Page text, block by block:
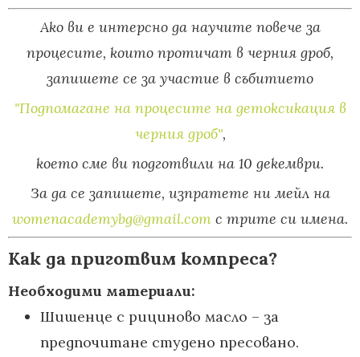
Ако ви е интерсно да научите повече за
процесите, които протичат в черния дроб,
запишете се за участие в събитието
"Подпомагане на процесите на детоксикация в
черния дроб",
което сме ви подготвили на 10 декември.
За да се запишете, изпратете ни мейл на
womenacademybg@gmail.com с трите си имена.
Как да приготвим компреса?
Необходими материали:
Шишенце с рициново масло – за
предпочитане студено пресовано.